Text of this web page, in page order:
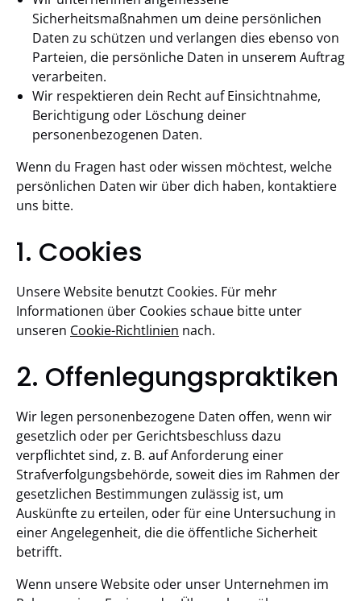
Sicherheitsmaßnahmen um deine persönlichen
Daten zu schützen und verlangen dies ebenso von
Parteien, die persönliche Daten in unserem Auftrag
verarbeiten.
Wir respektieren dein Recht auf Einsichtnahme,
Berichtigung oder Löschung deiner
personenbezogenen Daten.
Wenn du Fragen hast oder wissen möchtest, welche
persönlichen Daten wir über dich haben, kontaktiere
uns bitte.
1. Cookies
Unsere Website benutzt Cookies. Für mehr
Informationen über Cookies schaue bitte unter
unseren Cookie-Richtlinien nach.
2. Offenlegungspraktiken
Wir legen personenbezogene Daten offen, wenn wir
gesetzlich oder per Gerichtsbeschluss dazu
verpflichtet sind, z. B. auf Anforderung einer
Strafverfolgungsbehörde, soweit dies im Rahmen der
gesetzlichen Bestimmungen zulässig ist, um
Auskünfte zu erteilen, oder für eine Untersuchung in
einer Angelegenheit, die die öffentliche Sicherheit
betrifft.
Wenn unsere Website oder unser Unternehmen im